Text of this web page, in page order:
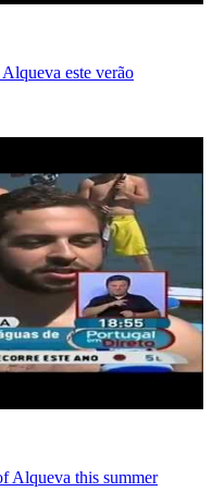
este verão
Alqueva this summer